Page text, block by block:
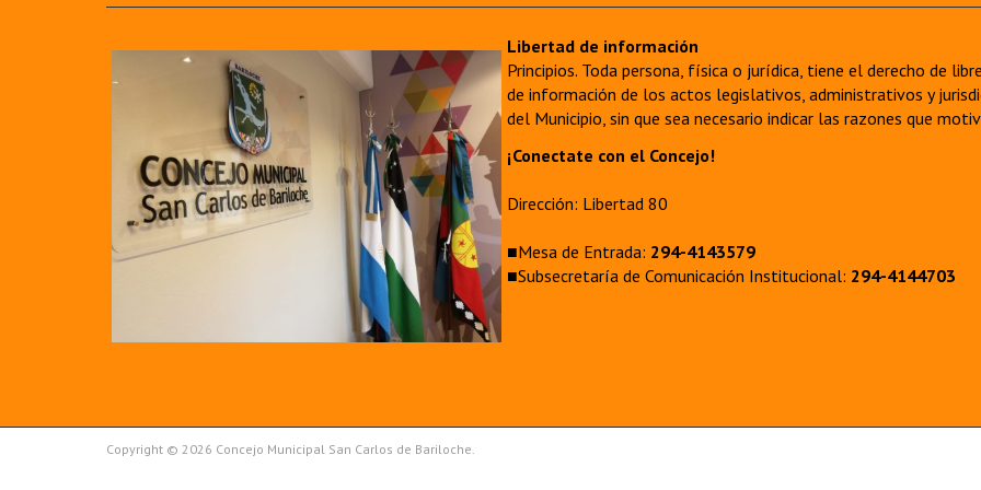
Libertad de información
Principios. Toda persona, física o jurídica, tiene el derecho de
de información de los actos legislativos, administrativos y
del Municipio, sin que sea necesario indicar las razones que
¡Conectate con el Concejo!
Dirección: Libertad 80
■Mesa de Entrada: 294-4143579
■Subsecretaría de Comunicación Institucional: 294-4144703
Copyright © 2026 Concejo Municipal San Carlos de Bariloche.